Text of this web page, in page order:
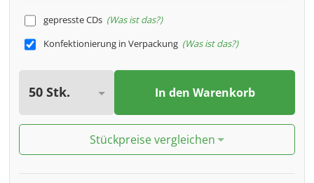
gepresste CDs Was ist das?
Konfektionierung in Verpackung Was ist das?
In den Warenkorb
Stückpreise vergleichen